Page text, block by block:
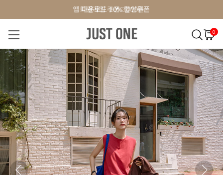
앱 다운로드 10% 할인쿠폰
회원가입 쿠폰 3000원
0
NEW 7% BEST 오늘출발 MADE . J 상의 팬츠 아